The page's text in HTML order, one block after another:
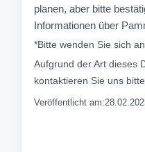
planen, aber bitte
Informationen über
*Bitte wenden Sie sich
Aufgrund der Art dieses
kontaktieren Sie uns
Veröffentlicht